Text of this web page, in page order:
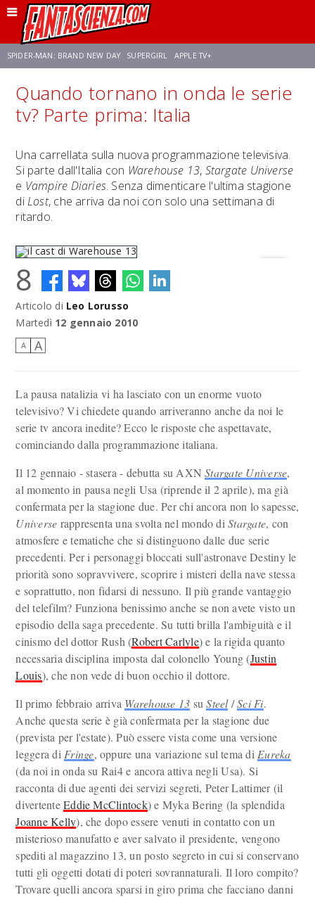
SPIDER-MAN: BRAND NEW DAY SUPERGIRL APPLE TV+
FRANCO RICCIARDIELLO ZENDAYA AVENGERS: DOOMSDAY STAR TREK
Quando tornano in onda le serie
tv? Parte prima: Italia
Una carrellata sulla nuova programmazione televisiva.
Si parte dall'Italia con Warehouse 13, Stargate Universe
e Vampire Diaries. Senza dimenticare l'ultima stagione
diLost, che arriva da noi con solo una settimana di
ritardo.
il cast di Warehouse 13
8
Articolo di Leo Lorusso
Martedì 12 gennaio 2010
A A
La pausa natalizia vi ha lasciato con un enorme vuoto
televisivo? Vi chiedete quando arriveranno anche da noi le
serie tv ancora inedite? Ecco le risposte che aspettavate,
cominciando dalla programmazione italiana.
Il 12 gennaio - stasera - debutta su AXNStargate Universe,
al momento in pausa negli Usa (riprende il 2 aprile), ma già
confermata per la stagione due. Per chi ancora non lo sapesse,
Universe rappresenta una svolta nel mondo diStargate, con
atmosfere e tematiche che si distinguono dalle due serie
precedenti. Per i personaggi bloccati sull'astronave Destiny le
priorità sono sopravvivere, scoprire i misteri della nave stessa
e soprattutto, non fidarsi di nessuno. Il più grande vantaggio
del telefilm? Funziona benissimo anche se non avete visto un
episodio della saga precedente. Su tutti brilla l'ambiguità e il
cinismo del dottor Rush (Robert Carlyle) e la rigida quanto
necessaria disciplina imposta dal colonello Young (Justin
Louis), che non vede di buon occhio il dottore.
Il primo febbraio arriva Warehouse 13 suSteel/Sci Fi.
Anche questa serie è già confermata per la stagione due
(prevista per l'estate). Può essere vista come una versione
leggera di Fringe, oppure una variazione sul tema di Eureka
(da noi in onda su Rai4 e ancora attiva negli Usa). Si
racconta di due agenti dei servizi segreti, Peter Lattimer (il
divertenteEddie McClintock) e Myka Bering (la splendida
Joanne Kelly), che dopo essere venuti in contatto con un
misterioso manufatto e aver salvato il presidente, vengono
spediti al magazzino 13, un posto segreto in cui si conservano
tutti gli oggetti dotati di poteri sovrannaturali. Il loro compito?
Trovare quelli ancora sparsi in giro prima che facciano danni